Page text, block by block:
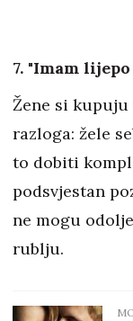
7. "Imam
Žene si
razloga: žele
to dobiti
podsvjestan
ne mogu
rublju.